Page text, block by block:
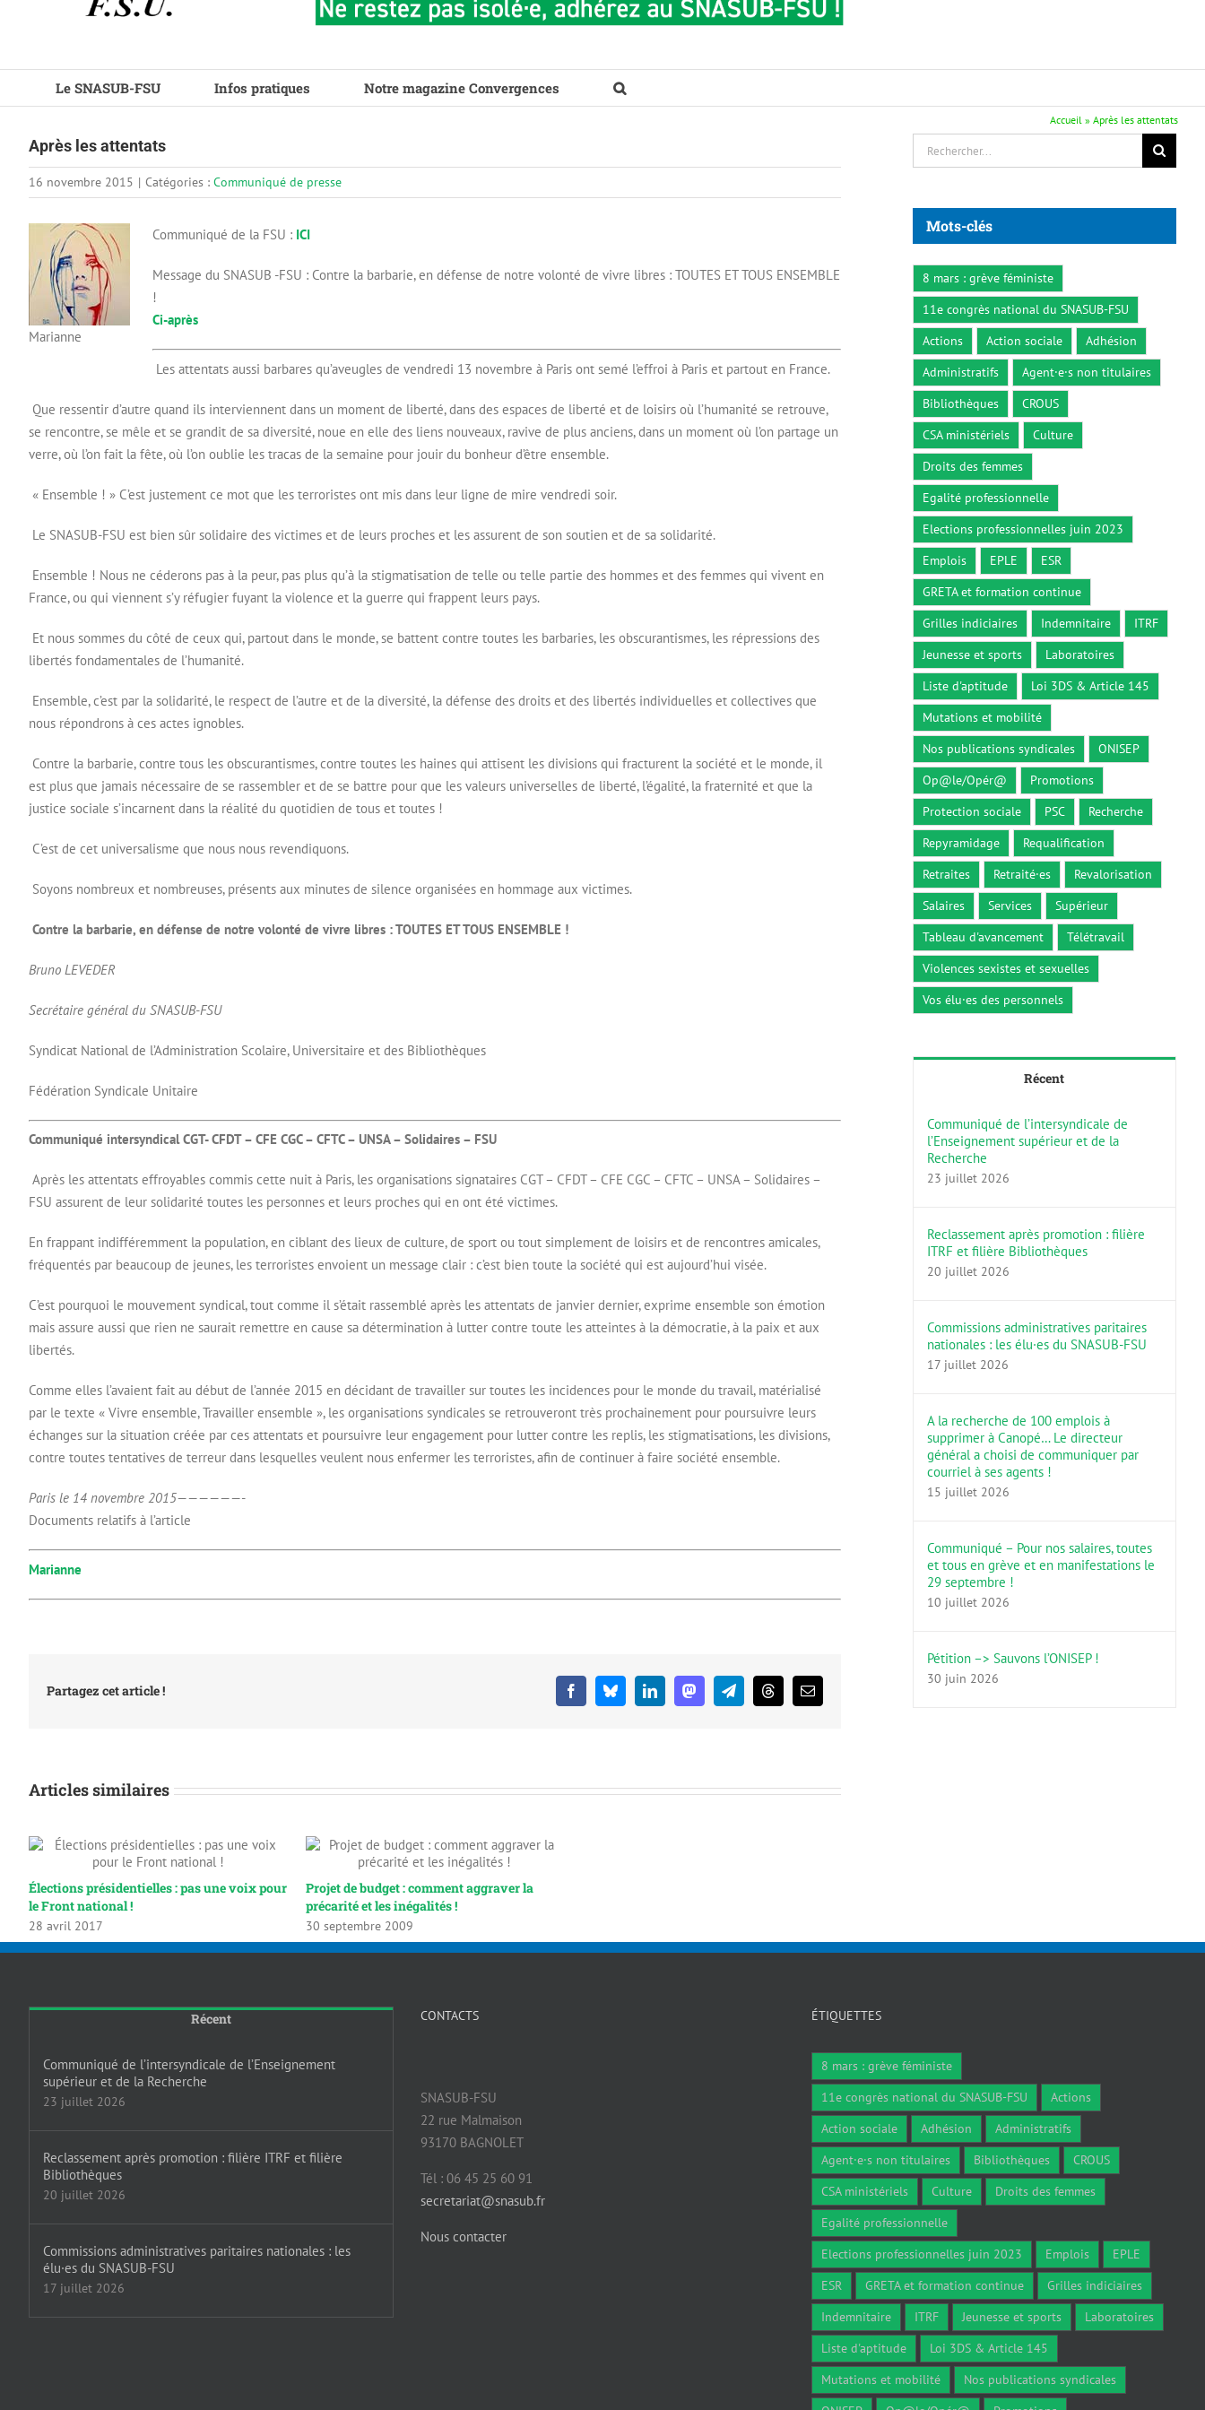
Le SNASUB-FSU Infos pratiques Notre magazine Convergences
Accueil » Après les attentats
Après les attentats
16 novembre 2015 | Catégories : Communiqué de presse
Marianne
Communiqué de la FSU : ICI
Message du SNASUB -FSU : Contre la barbarie, en défense de notre volonté de vivre libres : TOUTES ET TOUS ENSEMBLE
!
Ci-après
Les attentats aussi barbares qu’aveugles de vendredi 13 novembre à Paris ont semé l’effroi à Paris et partout en France.
Que ressentir d’autre quand ils interviennent dans un moment de liberté, dans des espaces de liberté et de loisirs où l’humanité se retrouve,
se rencontre, se mêle et se grandit de sa diversité, noue en elle des liens nouveaux, ravive de plus anciens, dans un moment où l’on partage un
verre, où l’on fait la fête, où l’on oublie les tracas de la semaine pour jouir du bonheur d’être ensemble.
« Ensemble ! » C’est justement ce mot que les terroristes ont mis dans leur ligne de mire vendredi soir.
Le SNASUB-FSU est bien sûr solidaire des victimes et de leurs proches et les assurent de son soutien et de sa solidarité.
Ensemble ! Nous ne céderons pas à la peur, pas plus qu’à la stigmatisation de telle ou telle partie des hommes et des femmes qui vivent en
France, ou qui viennent s’y réfugier fuyant la violence et la guerre qui frappent leurs pays.
Et nous sommes du côté de ceux qui, partout dans le monde, se battent contre toutes les barbaries, les obscurantismes, les répressions des
libertés fondamentales de l’humanité.
Ensemble, c’est par la solidarité, le respect de l’autre et de la diversité, la défense des droits et des libertés individuelles et collectives que
nous répondrons à ces actes ignobles.
Contre la barbarie, contre tous les obscurantismes, contre toutes les haines qui attisent les divisions qui fracturent la société et le monde, il
est plus que jamais nécessaire de se rassembler et de se battre pour que les valeurs universelles de liberté, l’égalité, la fraternité et que la
justice sociale s’incarnent dans la réalité du quotidien de tous et toutes !
C’est de cet universalisme que nous nous revendiquons.
Soyons nombreux et nombreuses, présents aux minutes de silence organisées en hommage aux victimes.
Contre la barbarie, en défense de notre volonté de vivre libres : TOUTES ET TOUS ENSEMBLE !
Bruno LEVEDER
Secrétaire général du SNASUB-FSU
Syndicat National de l’Administration Scolaire, Universitaire et des Bibliothèques
Fédération Syndicale Unitaire
Communiqué intersyndical CGT- CFDT – CFE CGC – CFTC – UNSA – Solidaires – FSU
Après les attentats effroyables commis cette nuit à Paris, les organisations signataires CGT – CFDT – CFE CGC – CFTC – UNSA – Solidaires –
FSU assurent de leur solidarité toutes les personnes et leurs proches qui en ont été victimes.
En frappant indifféremment la population, en ciblant des lieux de culture, de sport ou tout simplement de loisirs et de rencontres amicales,
fréquentés par beaucoup de jeunes, les terroristes envoient un message clair : c’est bien toute la société qui est aujourd’hui visée.
C’est pourquoi le mouvement syndical, tout comme il s’était rassemblé après les attentats de janvier dernier, exprime ensemble son émotion
mais assure aussi que rien ne saurait remettre en cause sa détermination à lutter contre toute les atteintes à la démocratie, à la paix et aux
libertés.
Comme elles l’avaient fait au début de l’année 2015 en décidant de travailler sur toutes les incidences pour le monde du travail, matérialisé
par le texte « Vivre ensemble, Travailler ensemble », les organisations syndicales se retrouveront très prochainement pour poursuivre leurs
échanges sur la situation créée par ces attentats et poursuivre leur engagement pour lutter contre les replis, les stigmatisations, les divisions,
contre toutes tentatives de terreur dans lesquelles veulent nous enfermer les terroristes, afin de continuer à faire société ensemble.
Paris le 14 novembre 2015——————-
Documents relatifs à l’article
Marianne
Partagez cet article ! FacebookBlueskyLinkedInMastodonTelegramThreadsEmail
Articles similaires
Élections présidentielles : pas une voix pour
le Front national !
28 avril 2017
Projet de budget : comment aggraver la
précarité et les inégalités !
30 septembre 2009
Rechercher:
Mots-clés
8 mars : grève féministe
11e congrès national du SNASUB-FSU
Actions
Action sociale
Adhésion
Administratifs
Agent·e·s non titulaires
Bibliothèques
CROUS
CSA ministériels
Culture
Droits des femmes
Egalité professionnelle
Elections professionnelles juin 2023
Emplois
EPLE
ESR
GRETA et formation continue
Grilles indiciaires
Indemnitaire
ITRF
Jeunesse et sports
Laboratoires
Liste d'aptitude
Loi 3DS & Article 145
Mutations et mobilité
Nos publications syndicales
ONISEP
Op@le/Opér@
Promotions
Protection sociale
PSC
Recherche
Repyramidage
Requalification
Retraites
Retraité·es
Revalorisation
Salaires
Services
Supérieur
Tableau d'avancement
Télétravail
Violences sexistes et sexuelles
Vos élu·es des personnels
Récent
Communiqué de l’intersyndicale de
l’Enseignement supérieur et de la
Recherche
23 juillet 2026
Reclassement après promotion : filière
ITRF et filière Bibliothèques
20 juillet 2026
Commissions administratives paritaires
nationales : les élu·es du SNASUB-FSU
17 juillet 2026
A la recherche de 100 emplois à
supprimer à Canopé… Le directeur
général a choisi de communiquer par
courriel à ses agents !
15 juillet 2026
Communiqué – Pour nos salaires, toutes
et tous en grève et en manifestations le
29 septembre !
10 juillet 2026
Pétition –> Sauvons l’ONISEP !
30 juin 2026
Récent
Communiqué de l’intersyndicale de l’Enseignement
supérieur et de la Recherche
23 juillet 2026
Reclassement après promotion : filière ITRF et filière
Bibliothèques
20 juillet 2026
Commissions administratives paritaires nationales : les
élu·es du SNASUB-FSU
17 juillet 2026
CONTACTS
SNASUB-FSU
22 rue Malmaison
93170 BAGNOLET
Tél : 06 45 25 60 91
secretariat@snasub.fr
Nous contacter
ÉTIQUETTES
8 mars : grève féministe
11e congrès national du SNASUB-FSU
Actions
Action sociale
Adhésion
Administratifs
Agent·e·s non titulaires
Bibliothèques
CROUS
CSA ministériels
Culture
Droits des femmes
Egalité professionnelle
Elections professionnelles juin 2023
Emplois
EPLE
ESR
GRETA et formation continue
Grilles indiciaires
Indemnitaire
ITRF Jeunesse et sports
Laboratoires
Liste d'aptitude
Loi 3DS & Article 145
Mutations et mobilité
Nos publications syndicales